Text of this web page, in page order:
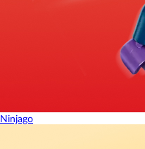
Ninjago